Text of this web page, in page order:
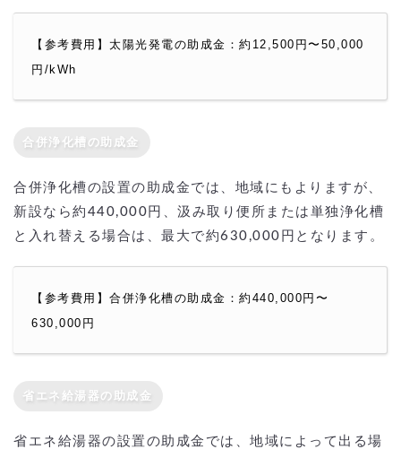
【参考費用】太陽光発電の助成金：約12,500円〜50,000
円/kWh
合併浄化槽の助成金
合併浄化槽の設置の助成金では、地域にもよりますが、
新設なら約440,000円、汲み取り便所または単独浄化槽
と入れ替える場合は、最大で約630,000円となります。
【参考費用】合併浄化槽の助成金：約440,000円〜
630,000円
省エネ給湯器の助成金
省エネ給湯器の設置の助成金では、地域によって出る場